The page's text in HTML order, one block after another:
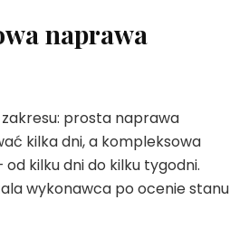
naprawa
prosta naprawa
kilka dni, a kompleksowa
kilku dni do kilku tygodni.
wykonawca po ocenie stanu